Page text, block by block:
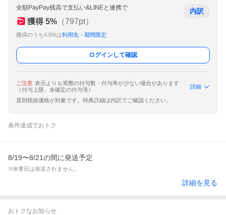
全額PayPay残高で支払い&LINEと連携で
獲得 5% （797pt）
獲得のうち4.5%は利用先・期間限定
内訳
ログインして確認
ご注意 表示よりも実際の付与数・付与率が少ない場合があります
（付与上限、未確定の付与等）
詳細
原則税抜価格が対象です。特典詳細は内訳でご確認ください。
条件達成でおトク
8/19〜8/21の間に発送予定
※休業日は発送されません。
詳細を見る
おトクなお知らせ